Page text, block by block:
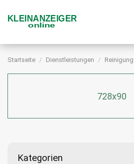
Startseite Dienstleistungen Reinigung
728x90
Kategorien